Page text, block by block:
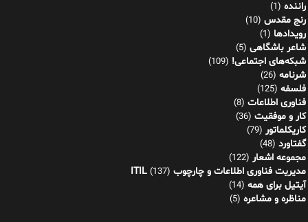
راننده (1)
رنج مقدس (10)
رویدادها (1)
شاعر باشگاهی (5)
شبکه‌های اجتماعی! (109)
شرنامه (26)
فلسفه (125)
فناوری اطلاعات (8)
کار و موفقیت (36)
کاریکلماتور (79)
گفتاورد (48)
مجموعه اشعار (122)
مدیریت فناوری اطلاعات و چارچوب ITIL (137)
آیتیل برای همه (14)
مناظره و مشاعره (5)